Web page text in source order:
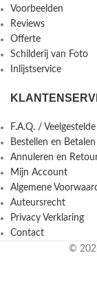
Voorbeelden
Reviews
Offerte
Schilderij van Foto
Inlijstservice
F.A.Q. /
Bestellen en Betalen
Annuleren en
Mijn Account
Algemene
Auteursrecht
Privacy Verklaring
Contact
©